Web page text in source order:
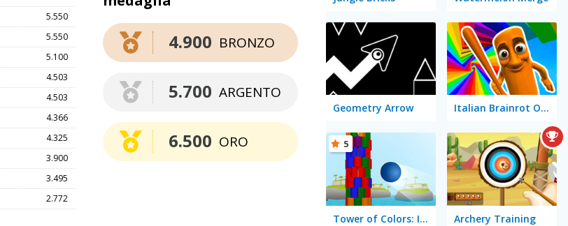
5.550
5.550
5.100
4.503
4.503
4.366
4.325
3.900
3.495
2.772
BRONZO
4.900
ARGENTO
5.700
ORO
6.500
Geometry Arrow Italian Brainrot Obby Parkour
Tower of Colors: Island Edition
5
Archery Training